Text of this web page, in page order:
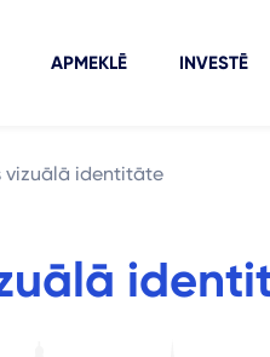
APMEKLĒ INVESTĒ
vizuālā identitāte